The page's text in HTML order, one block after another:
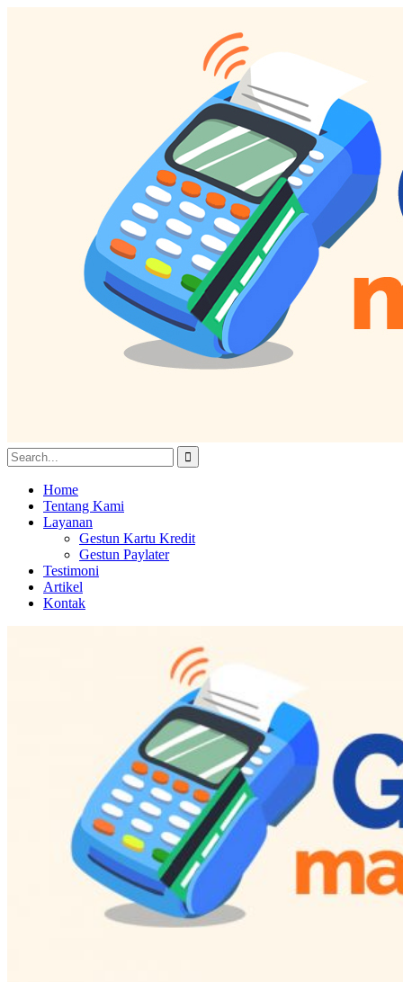
Home
Tentang Kami
Layanan
Gestun Kartu Kredit
Gestun Paylater
Testimoni
Artikel
Kontak